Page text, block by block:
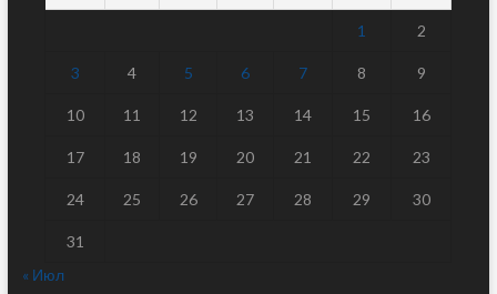
1 2
3 4 5 6 7 8 9
10 11 12 13 14 15 16
17 18 19 20 21 22 23
24 25 26 27 28 29 30
31
« Июл